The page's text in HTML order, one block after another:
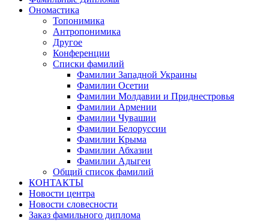
Ономастика
Топонимика
Антропонимика
Другое
Конференции
Списки фамилий
Фамилии Западной Украины
Фамилии Осетии
Фамилии Молдавии и Приднестровья
Фамилии Армении
Фамилии Чувашии
Фамилии Белоруссии
Фамилии Крыма
Фамилии Абхазии
Фамилии Адыгеи
Общий список фамилий
КОНТАКТЫ
Новости центра
Новости словесности
Заказ фамильного диплома